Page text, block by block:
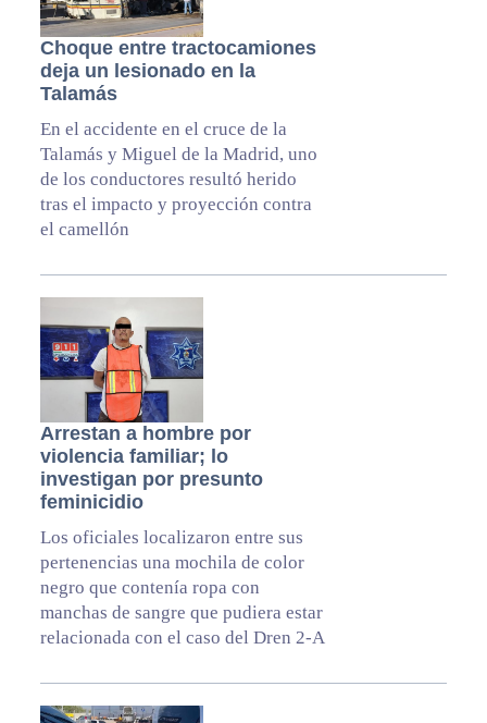
Choque entre tractocamiones
deja un lesionado en la
Talamás
En el accidente en el cruce de la
Talamás y Miguel de la Madrid, uno
de los conductores resultó herido
tras el impacto y proyección contra
el camellón
Arrestan a hombre por
violencia familiar; lo
investigan por presunto
feminicidio
Los oficiales localizaron entre sus
pertenencias una mochila de color
negro que contenía ropa con
manchas de sangre que pudiera estar
relacionada con el caso del Dren 2-A